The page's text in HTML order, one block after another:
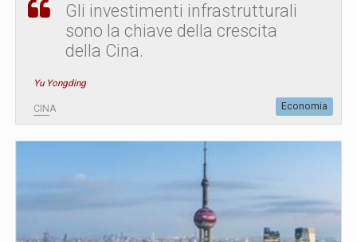
Gli investimenti infrastrutturali
sono la chiave della crescita
della Cina.
Yu Yongding
CINA Economia